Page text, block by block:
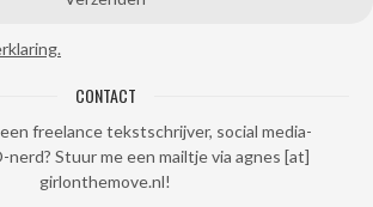
CONTACT
freelance tekstschrijver, social media-
nerd? Stuur me een mailtje via agnes [at]
girlonthemove.nl!